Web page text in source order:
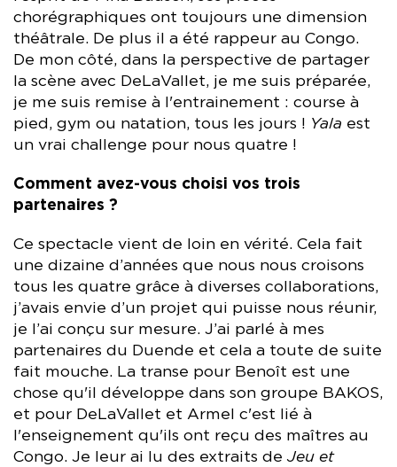
chorégraphiques ont toujours une dimension
théâtrale. De plus il a été rappeur au Congo.
De mon côté, dans la perspective de partager
la scène avec DeLaVallet, je me suis préparée,
je me suis remise à l'entrainement : course à
pied, gym ou natation, tous les jours ! Yala est
un vrai challenge pour nous quatre !
Comment avez-vous choisi vos trois
partenaires ?
Ce spectacle vient de loin en vérité. Cela fait
une dizaine d’années que nous nous croisons
tous les quatre grâce à diverses collaborations,
j’avais envie d’un projet qui puisse nous réunir,
je l’ai conçu sur mesure. J’ai parlé à mes
partenaires du Duende et cela a toute de suite
fait mouche. La transe pour Benoît est une
chose qu'il développe dans son groupe BAKOS,
et pour DeLaVallet et Armel c'est lié à
l'enseignement qu'ils ont reçu des maîtres au
Congo. Je leur ai lu des extraits de Jeu et